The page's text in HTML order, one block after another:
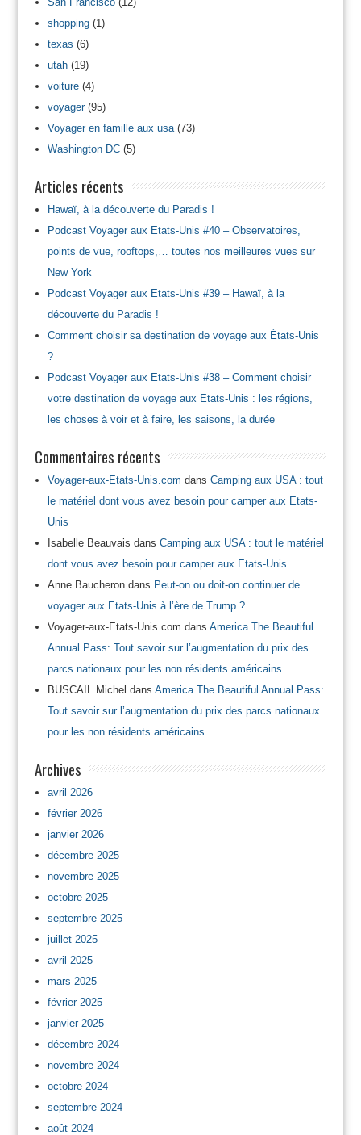
shopping(1)
texas (6)
utah(19)
voiture(4)
voyager(95)
Voyager en famille aux usa(73)
Washington DC(5)
Articles récents
Hawaï, à la découverte du Paradis !
Podcast Voyager aux Etats-Unis #40 – Observatoires,
points de vue, rooftops,… toutes nos meilleures vues sur
New York
Podcast Voyager aux Etats-Unis #39 – Hawaï, à la
découverte du Paradis !
Comment choisir sa destination de voyage aux États-Unis
?
Podcast Voyager aux Etats-Unis #38 – Comment choisir
votre destination de voyage aux Etats-Unis : les régions,
les choses à voir et à faire, les saisons, la durée
Commentaires récents
Voyager-aux-Etats-Unis.com dans Camping aux USA : tout
le matériel dont vous avez besoin pour camper aux Etats-
Unis
Isabelle Beauvais dans Camping aux USA : tout le matériel
dont vous avez besoin pour camper aux Etats-Unis
Anne Baucherondans Peut-on ou doit-on continuer de
voyager aux Etats-Unis à l’ère de Trump ?
Voyager-aux-Etats-Unis.com dans America The Beautiful
Annual Pass: Tout savoir sur l’augmentation du prix des
parcs nationaux pour les non résidents américains
BUSCAIL Michel dans America The Beautiful Annual Pass:
Tout savoir sur l’augmentation du prix des parcs nationaux
pour les non résidents américains
Archives
avril 2026
février 2026
janvier 2026
décembre 2025
novembre 2025
octobre 2025
septembre 2025
juillet 2025
avril 2025
mars 2025
février 2025
janvier 2025
décembre 2024
novembre 2024
octobre 2024
septembre 2024
août 2024